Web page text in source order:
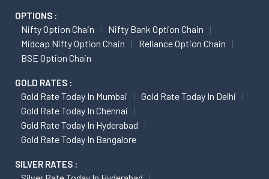
OPTIONS :
Nifty Option Chain
Nifty Bank Option Chain
Midcap Nifty Option Chain
Reliance Option Chain
BSE Option Chain
GOLD RATES :
Gold Rate Today In Mumbai
Gold Rate Today In Delhi
Gold Rate Today In Chennai
Gold Rate Today In Hyderabad
Gold Rate Today In Bangalore
SILVER RATES :